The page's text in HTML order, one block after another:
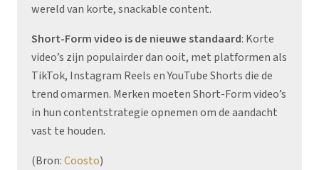
wereld van korte, snackable content.
Short-Form video is de nieuwe standaard: Korte
video’s zijn populairder dan ooit, met platformen als
TikTok, Instagram Reels en YouTube Shorts die de
trend omarmen. Merken moeten Short-Form video’s
in hun contentstrategie opnemen om de aandacht
vast te houden.
(Bron:Coosto)